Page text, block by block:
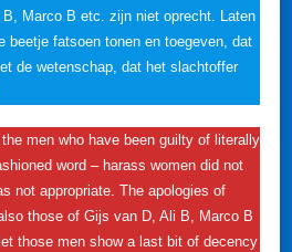
Marco B etc. zijn niet oprecht. Laten
beetje fatsoen tonen en toegeven, dat
de wetenschap, dat het slachtoffer
men who have been guilty of literally
word – harass women did not
not appropriate. The apologies of
those of Gijs van D, Ali B, Marco B
those men show a last bit of decency